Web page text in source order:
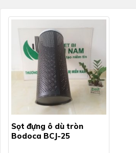
Sọt đựng ô dù tròn
Bodoca BCJ-25